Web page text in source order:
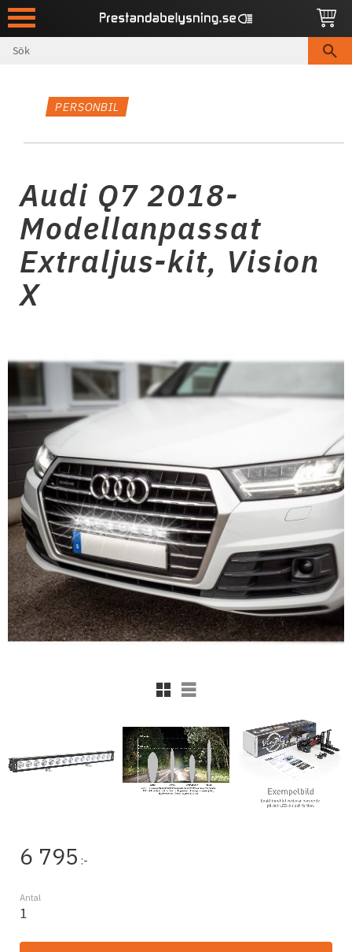
Meny
PERSONBIL
Audi Q7 2018-
Modellanpassat
Extraljus-kit, Vision
X
Rutnätsvy
Listvy
6 795 :-
Antal